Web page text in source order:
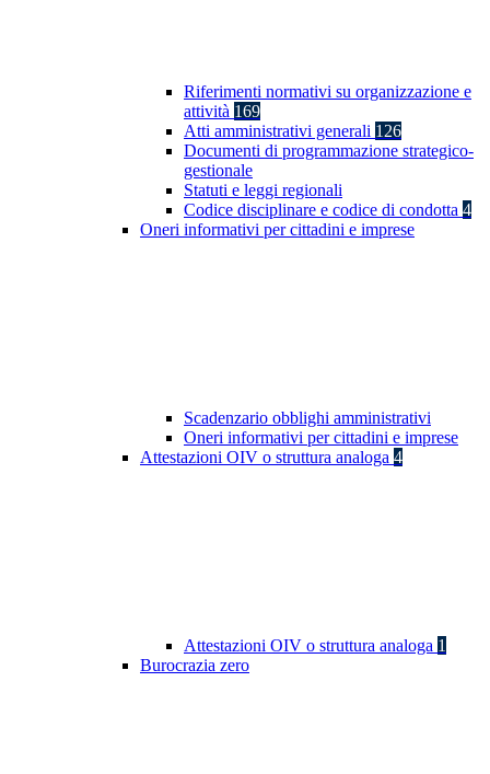
Riferimenti normativi su organizzazione e
attività 169
Atti amministrativi generali 126
Documenti di programmazione strategico-
gestionale
Statuti e leggi regionali
Codice disciplinare e codice di condotta 4
Oneri informativi per cittadini e imprese
Scadenzario obblighi amministrativi
Oneri informativi per cittadini e imprese
Attestazioni OIV o struttura analoga 4
Attestazioni OIV o struttura analoga 1
Burocrazia zero